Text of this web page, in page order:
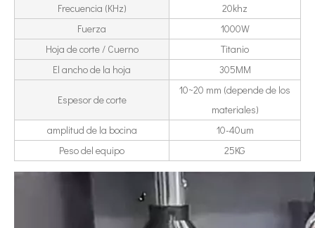
La aplicación de la ultrasónica en la industria de la costura refleja
Tecnología de corte de chocolate por ultrasonidos
La aplicación de la ultrasónica en la industria de la costura refleja
Frecuencia (KHz)
20khz
Fuerza
1000W
Hoja de corte / Cuerno
Titanio
El ancho de la hoja
305MM
Espesor de corte
10~20 mm (depende de los
materiales)
amplitud de la bocina
10-40um
Peso del equipo
25KG